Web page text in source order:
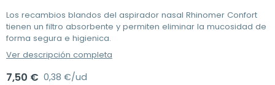
Los recambios blandos del aspirador nasal Rhinomer Confort
tienen un filtro absorbente y permiten eliminar la mucosidad de
forma segura e higienica.
Ver descripción completa
7,50 € 0,38 €/ud